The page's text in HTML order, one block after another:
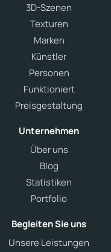
3D-Szenen
Texturen
Marken
Künstler
Personen
Funktioniert
Preisgestaltung
Unternehmen
Über uns
Blog
Statistiken
Portfolio
Begleiten Sie uns
Unsere Leistungen